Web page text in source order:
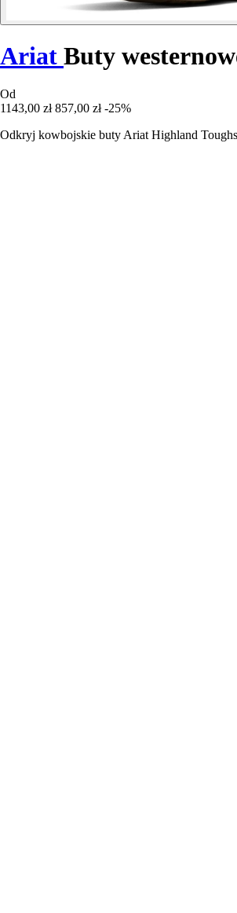
Ariat Buty
Od
1143,00 zł 857,00 zł -25%
Odkryj kowbojskie buty Ariat Highland